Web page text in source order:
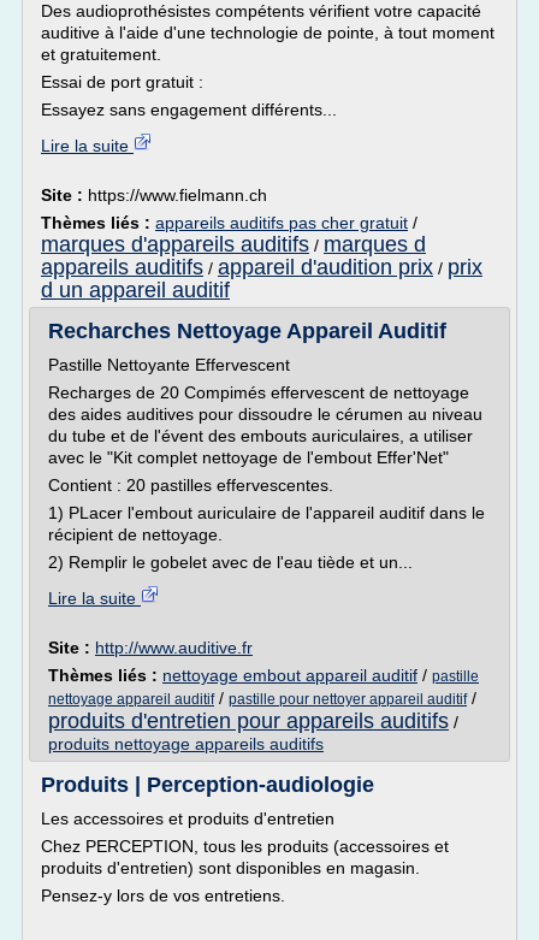
Des audioprothésistes compétents vérifient votre capacité
auditive à l'aide d'une technologie de pointe, à tout moment
et gratuitement.
Essai de port gratuit :
Essayez sans engagement différents...
Lire la suite
Site : https://www.fielmann.ch
Thèmes liés : appareils auditifs pas cher gratuit /
marques d'appareils auditifs / marques d
appareils auditifs / appareil d'audition prix / prix
d un appareil auditif
Recharches Nettoyage Appareil Auditif
Pastille Nettoyante Effervescent
Recharges de 20 Compimés effervescent de nettoyage
des aides auditives pour dissoudre le cérumen au niveau
du tube et de l'évent des embouts auriculaires, a utiliser
avec le "Kit complet nettoyage de l'embout Effer'Net"
Contient : 20 pastilles effervescentes.
1) PLacer l'embout auriculaire de l'appareil auditif dans le
récipient de nettoyage.
2) Remplir le gobelet avec de l'eau tiède et un...
Lire la suite
Site : http://www.auditive.fr
Thèmes liés : nettoyage embout appareil auditif / pastille
nettoyage appareil auditif/ pastille pour nettoyer appareil auditif/
produits d'entretien pour appareils auditifs /
produits nettoyage appareils auditifs
Produits | Perception-audiologie
Les accessoires et produits d'entretien
Chez PERCEPTION, tous les produits (accessoires et
produits d'entretien) sont disponibles en magasin.
Pensez-y lors de vos entretiens.